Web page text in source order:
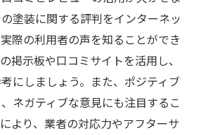
塗装に関する評判をインターネッ
際の利用者の声を知ることができ
掲示板や口コミサイトを活用し、
にしましょう。また、ポジティブ
ネガティブな意見にも注目するこ
より、業者の対応力やアフターサ